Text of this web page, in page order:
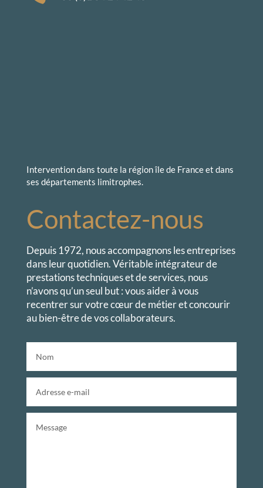
Intervention dans toute la région île de France et dans
ses départements limitrophes.
Contactez-nous
Depuis 1972, nous accompagnons les entreprises
dans leur quotidien. Véritable intégrateur de
prestations techniques et de services, nous
n’avons qu’un seul but : vous aider à vous
recentrer sur votre cœur de métier et concourir
au bien-être de vos collaborateurs.